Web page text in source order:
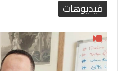
فيديوهات